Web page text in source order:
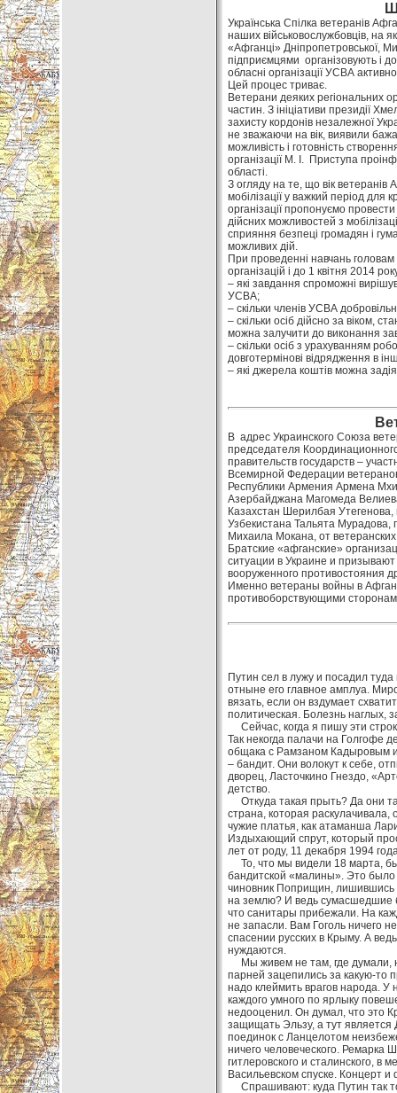
Українська Спілка ветеранів
наших військовослужбовців, на
«Афганці» Дніпропетровської,
підприємцями організовують і
обласні організації УСВА
Цей процес триває.
Ветерани деяких регіональних
частин. З ініціативи президії
захисту кордонів незалежної
не зважаючи на вік, виявили
можливість і готовність
організації М. І. Приступа
області.
З огляду на те, що вік ветеранів
мобілізації у важкий період для
організації пропонуємо
дійсних можливостей з
сприяння безпеці громадян і
можливих дій.
При проведенні навчань
організацій і до 1 квітня 2014
– які завдання спроможні
УСВА;
– скільки членів УСВА
– скільки осіб дійсно за віком,
можна залучити до виконання
– скільки осіб з урахуванням
довготермінові відрядження в
– які джерела коштів можна
В адрес Украинского Союза
председателя
правительств государств –
Всемирной Федерации
Республики Армения Армена
Азербайджана Магомеда
Казахстан Шерилбая
Узбекистана Тальята
Михаила Мокана, от
Братские «афганские»
ситуации в Украине и
вооруженного противостояния
Именно ветераны войны в
противоборствующими
Путин сел в лужу и посадил
отныне его главное амплуа.
вязать, если он вздумает
политическая. Болезнь наглых,
Сейчас, когда я пишу эти
Так некогда палачи на Голгофе
общака с Рамзаном Кадыровым и
– бандит. Они волокут к себе,
дворец, Ласточкино Гнездо,
детство.
Откуда такая прыть? Да они
страна, которая
чужие платья, как атаманша
Издыхающий спрут, который
лет от роду, 11 декабря 1994
То, что мы видели 18 марта,
бандитской «малины». Это
чиновник Поприщин, лишившись
на землю? И ведь сумасшедшие
что санитары прибежали. На
не запасли. Вам Гоголь ничего
спасении русских в Крыму. А
нуждаются.
Мы живем не там, где думали,
парней зацепились за какую-то
надо клеймить врагов народа.
каждого умного по ярлыку
недооценил. Он думал, что это
защищать Эльзу, а тут
поединок с Ланцелотом
ничего человеческого.
гитлеровского и сталинского, в
Васильевском спуске. Концерт и
Спрашивают: куда Путин так